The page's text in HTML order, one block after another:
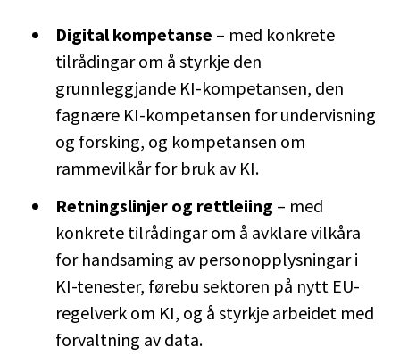
Digital kompetanse – med konkrete
tilrådingar om å styrkje den
grunnleggjande KI-kompetansen, den
fagnære KI-kompetansen for undervisning
og forsking, og kompetansen om
rammevilkår for bruk av KI.
Retningslinjer og rettleiing – med
konkrete tilrådingar om å avklare vilkåra
for handsaming av personopplysningar i
KI-tenester, førebu sektoren på nytt EU-
regelverk om KI, og å styrkje arbeidet med
forvaltning av data.